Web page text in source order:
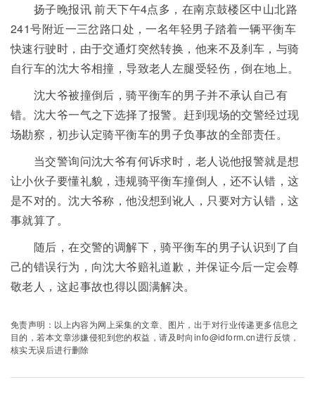
扬子晚报讯 前天下午4点多，在南京鼓楼区中山北路
241号附近一三岔路口处，一名年轻男子踏着一辆平衡车
快速行驶时，由于交通灯突然转换，他来不及刹车，与骑
自行车的沈大爷相撞，导致老人左腿受轻伤，倒在地上。
沈大爷被撞倒后，骑平衡车的男子并不承认自己有
错。沈大爷一气之下选择了报警。赶到现场的交警经过现
场勘察，初步认定骑平衡车的男子负事故的全部责任。
当交警询问沈大爷有何诉求时，老人说他报警就是想
让小伙子要懂礼貌，违规骑平衡车撞倒人，还不认错，这
是不对的。沈大爷称，他没想到讹人，只要对方认错，这
事就算了。
随后，在交警的调解下，骑平衡车的男子认识到了自
己的错误行为，向沈大爷赔礼道歉，并保证今后一定会尊
敬老人，这起事故也得以圆满解决。
免责声明：以上内容为网上采集的文章、图片，出于对行业传递更多信息之
目的，若本文章涉嫌侵犯到您的权益，请及时向info@idform.cn进行反馈，
核实无误后进行删除